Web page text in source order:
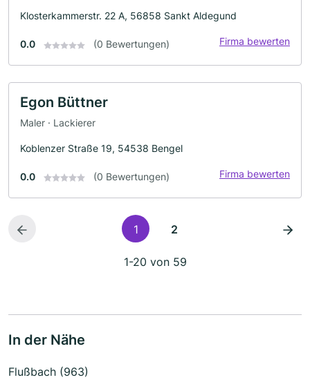
Klosterkammerstr. 22 A, 56858 Sankt Aldegund
0.0 (0 Bewertungen) Firma bewerten
Egon Büttner
Maler · Lackierer
Koblenzer Straße 19, 54538 Bengel
0.0 (0 Bewertungen) Firma bewerten
1 2
1-20 von 59
In der Nähe
Flußbach (963)